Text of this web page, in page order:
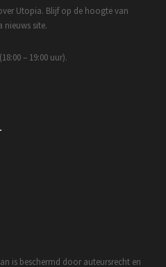
Utopia. Blijf op de hoogte van
nieuws site.
– 19:00 uur).
is beschermd door auteursrecht en